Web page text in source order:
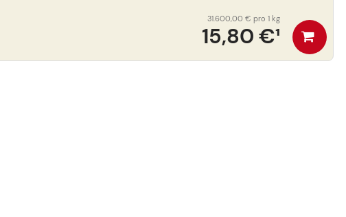
15,80 €¹
31.600,00 € pro 1 kg